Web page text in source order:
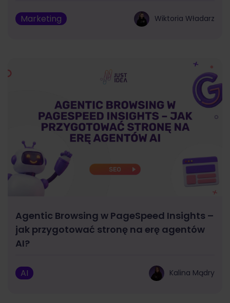
Marketing Wiktoria Władarz
Agentic Browsing w PageSpeed Insights –
jak przygotować stronę na erę agentów
AI?
AI Kalina Mądry